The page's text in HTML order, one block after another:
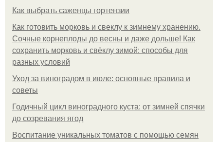
Как выбрать саженцы гортензии
Как готовить морковь и свеклу к зимнему хранению.
Сочные корнеплоды до весны и даже дольше! Как
сохранить морковь и свёклу зимой: способы для
разных условий
Уход за виноградом в июле: основные правила и
советы
Годичный цикл виноградного куста: от зимней спячки
до созревания ягод
Воспитание уникальных томатов с помощью семян